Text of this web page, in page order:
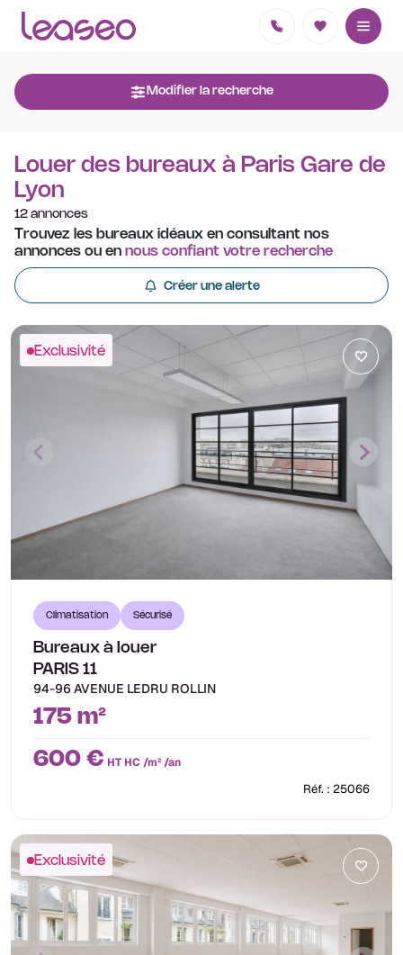
Modifier la recherche
Louer des bureaux à Paris Gare de
Lyon
12 annonces
Trouvez les bureaux idéaux en consultant nos
annonces ou en nous confiant votre recherche
Créer une alerte
Exclusivité
Climatisation Sécurisé
Bureaux à louer
PARIS 11
94-96 AVENUE LEDRU ROLLIN
175 m²
600 € HT HC /m² /an
Réf. : 25066
Exclusivité